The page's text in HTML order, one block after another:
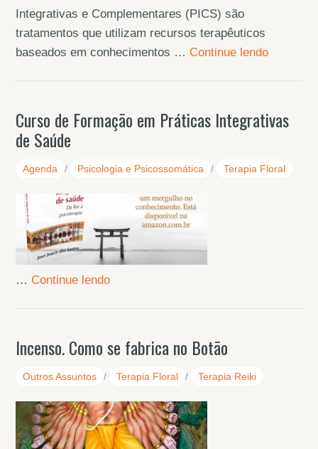
Integrativas e Complementares (PICS) são
tratamentos que utilizam recursos terapêuticos
baseados em conhecimentos … Continue lendo
Curso de Formação em Práticas Integrativas
de Saúde
Agenda / Psicologia e Psicossomática / Terapia Floral
… Continue lendo
Incenso. Como se fabrica no Botão
Outros Assuntos / Terapia Floral / Terapia Reiki